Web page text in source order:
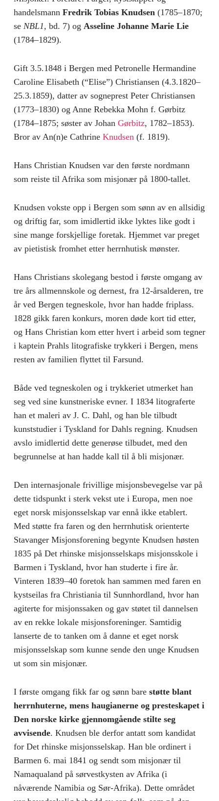
handelsmann Fredrik Tobias Knudsen (1785–1870;
se NBL1, bd. 7) og Asseline Johanne Marie Lie
(1784–1829).
Gift 3.5.1848 i Bergen med Petronelle Hermandine
Caroline Elisabeth (“Elise”) Christiansen (4.3.1820–
25.3.1859), datter av sogneprest Peter Christiansen
(1773–1830) og Anne Rebekka Mohn f. Gørbitz
(1784–1875; søster av Johan Gørbitz, 1782–1853).
Bror av An(n)e Cathrine Knudsen (f. 1819).
Hans Christian Knudsen var den første nordmann
som reiste til Afrika som misjonær på 1800-tallet.
Knudsen vokste opp i Bergen som sønn av en allsidig
og driftig far, som imidlertid ikke lyktes like godt i
sine mange forskjellige foretak. Hjemmet var preget
av pietistisk fromhet etter herrnhutisk mønster.
Hans Christians skolegang bestod i første omgang av
tre års allmennskole og dernest, fra 12-årsalderen, tre
år ved Bergen tegneskole, hvor han hadde friplass.
1828 gikk faren konkurs, moren døde kort tid etter,
og Hans Christian kom etter hvert i arbeid som tegner
i kaptein Prahls litografiske trykkeri i Bergen, mens
resten av familien flyttet til Farsund.
Både ved tegneskolen og i trykkeriet utmerket han
seg ved sine kunstneriske evner. I 1834 litograferte
han et maleri av J. C. Dahl, og han ble tilbudt
kunststudier i Tyskland for Dahls regning. Knudsen
avslo imidlertid dette generøse tilbudet, med den
begrunnelse at han hadde kall til å bli misjonær.
Den internasjonale frivillige misjonsbevegelse var på
dette tidspunkt i sterk vekst ute i Europa, men noe
eget norsk misjonsselskap var ennå ikke etablert.
Med støtte fra faren og den herrnhutisk orienterte
Stavanger Misjonsforening begynte Knudsen høsten
1835 på Det rhinske misjonsselskaps misjonsskole i
Barmen i Tyskland, hvor han studerte i fire år.
Vinteren 1839–40 foretok han sammen med faren en
kystseilas fra Christiania til Sunnhordland, hvor han
agiterte for misjonssaken og gav støtet til dannelsen
av en rekke lokale misjonsforeninger. Samtidig
lanserte de to tanken om å danne et eget norsk
misjonsselskap som kunne sende den unge Knudsen
ut som sin misjonær.
I første omgang fikk far og sønn bare støtte blant
herrnhuterne, mens haugianerne og presteskapet i
Den norske kirke gjennomgående stilte seg
avvisende. Knudsen ble derfor antatt som kandidat
for Det rhinske misjonsselskap. Han ble ordinert i
Barmen 6. mai 1841 og sendt som misjonær til
Namaqualand på sørvestkysten av Afrika (i
nåværende Namibia og Sør-Afrika). Dette området